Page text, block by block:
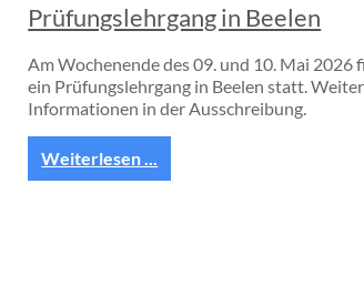
Prüfungslehrgang in Beelen
Am Wochenende des 09. und 10. Mai 2026
ein Prüfungslehrgang in Beelen statt.
Informationen in der Ausschreibung.
Weiterlesen ...